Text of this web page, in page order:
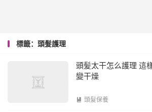
標籤：頭髮護理
頭髪太干怎么護理 這
變干燥
 頭髮保養